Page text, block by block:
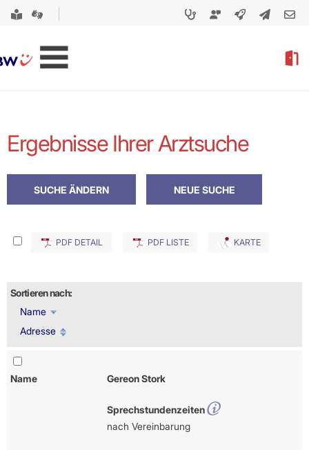
Ergebnisse Ihrer Arztsuche
PDF DETAIL PDF LISTE KARTE
Sortieren nach:
Name
Adresse
Name Gereon Stork
Sprechstundenzeiten
nach Vereinbarung